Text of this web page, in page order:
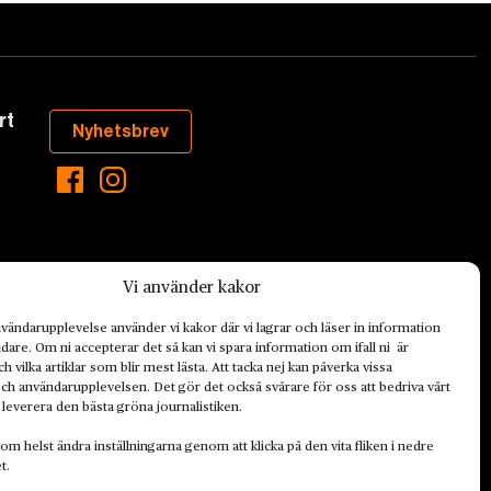
Vi använder kakor
använder vi kakor där vi lagrar och läser in information
Om ni accepterar det så kan vi spara information om ifall ni är
vilka artiklar som blir mest lästa. Att tacka nej kan påverka vissa
användarupplevelsen. Det gör det också svårare för oss att bedriva vårt
den bästa gröna journalistiken.
helst ändra inställningarna genom att klicka på den vita fliken i nedre
Nyhetsbrev
som händer
ett hållbart